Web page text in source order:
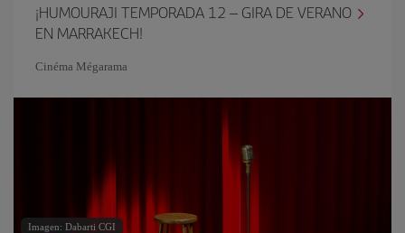
¡HUMOURAJI TEMPORADA 12 – GIRA DE VERANO
EN MARRAKECH!
Cinéma Mégarama
Imagen: Dabarti CGI